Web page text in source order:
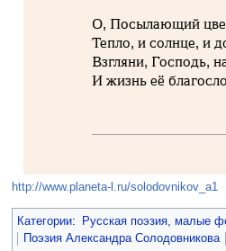
О, Посылающий
Тепло, и солнце, и
Взгляни, Господь,
И жизнь её
http://www.planeta-l.ru/solodovnikov_a1
Категории:
Русская поэзия, малые
Поэзия Александра Солодовникова